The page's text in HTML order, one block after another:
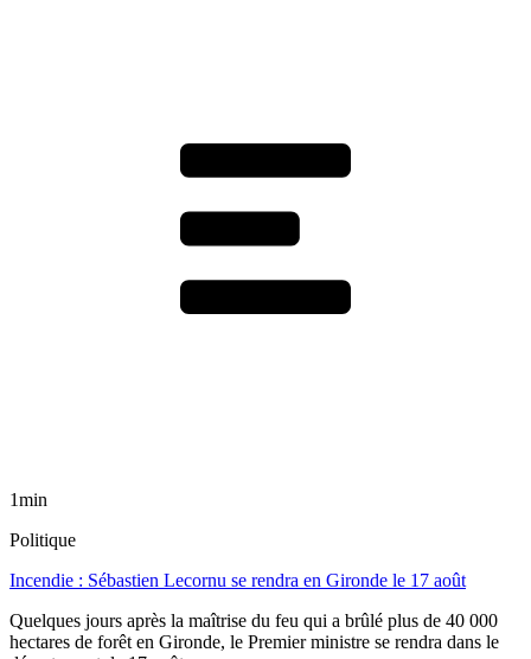
1min
Politique
Incendie : Sébastien Lecornu se rendra en Gironde le 17 août
Quelques jours après la maîtrise du feu qui a brûlé plus de 40 000
hectares de forêt en Gironde, le Premier ministre se rendra dans le